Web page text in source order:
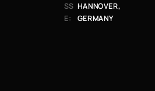
SS
E:
ANNOVER, G
ERMANY